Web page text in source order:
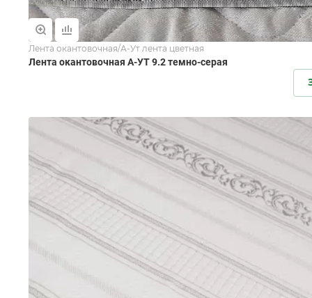
Лента окантовочная/А-Ут лента цветная
Лента окантовочная А-УТ 9.2 темно-серая